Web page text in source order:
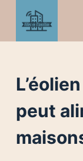
s
e
a
u
c
peut